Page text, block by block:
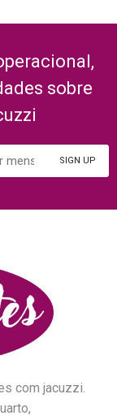
sobre
com jacuzzi.